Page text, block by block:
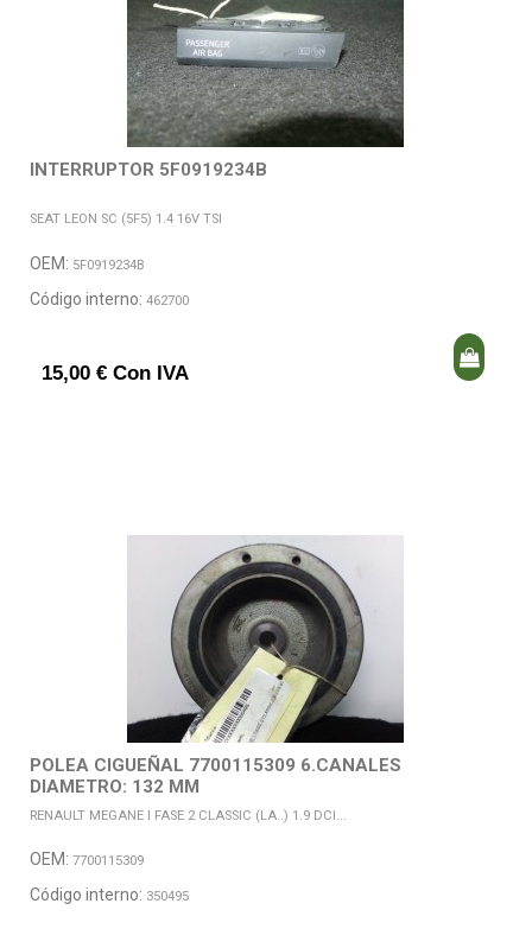
INTERRUPTOR 5F0919234B
SEAT LEON SC (5F5) 1.4 16V TSI
OEM: 5F0919234B
Código interno: 462700
15,00 € Con IVA
POLEA CIGUEÑAL 7700115309 6.CANALES
DIAMETRO: 132 MM
RENAULT MEGANE I FASE 2 CLASSIC (LA..) 1.9 DCI...
OEM: 7700115309
Código interno: 350495